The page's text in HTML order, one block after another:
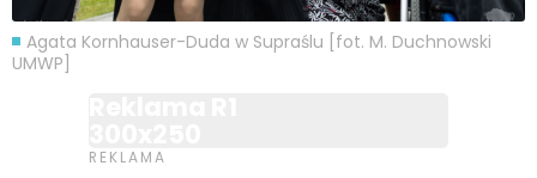
Agata Kornhauser-Duda w Supraślu [fot. M. Duchnowski
UMWP]